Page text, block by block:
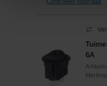
6A